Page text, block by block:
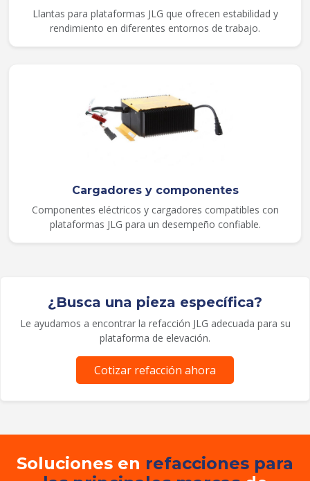
Llantas para plataformas JLG que ofrecen estabilidad y
rendimiento en diferentes entornos de trabajo.
Cargadores y componentes
Componentes eléctricos y cargadores compatibles con
plataformas JLG para un desempeño confiable.
¿Busca una pieza específica?
Le ayudamos a encontrar la refacción JLG adecuada para su
plataforma de elevación.
Cotizar refacción ahora
Soluciones en refacciones para